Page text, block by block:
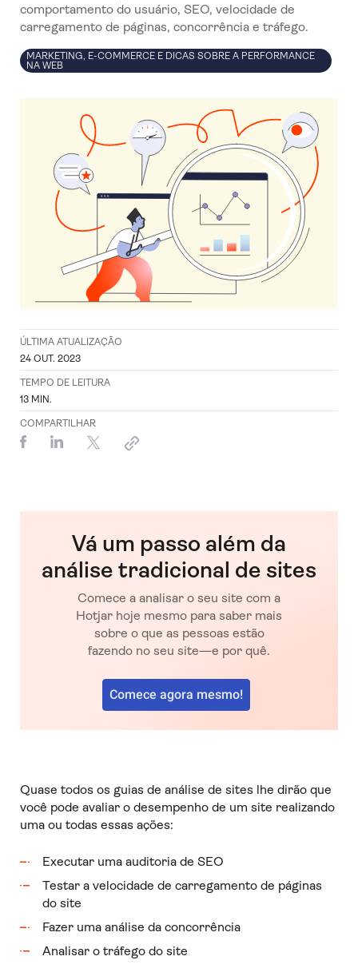
comportamento do usuário, SEO, velocidade de
carregamento de páginas, concorrência e tráfego.
MARKETING, E-COMMERCE E DICAS SOBRE A PERFORMANCE
NA WEB
ÚLTIMA ATUALIZAÇÃO
24 OUT. 2023
TEMPO DE LEITURA
13 MIN.
COMPARTILHAR
Vá um passo além da
análise tradicional de sites
Comece a analisar o seu site com a
Hotjar hoje mesmo para saber mais
sobre o que as pessoas estão
fazendo no seu site—e por quê.
Comece agora mesmo!
Quase todos os guias de análise de sites lhe dirão que
você pode avaliar o desempenho de um site realizando
uma ou todas essas ações:
Executar uma auditoria de SEO
Testar a velocidade de carregamento de páginas
do site
Fazer uma análise da concorrência
Analisar o tráfego do site